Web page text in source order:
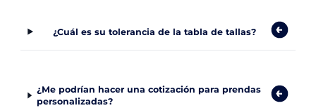
¿Cuál es su tolerancia de la tabla de tallas?
¿Me podrían hacer una cotización para prendas
personalizadas?